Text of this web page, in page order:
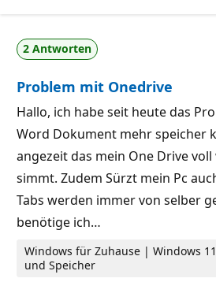
g
k
e
t
p
u
n
t
l
ä
s
i
g
k
e
i
s
u
k
t
e
2 Antworten
Problem mit Onedrive
Hallo, ich habe seit heute das
Word Dokument mehr speicher
angezeit das mein One Drive
simmt. Zudem Sürzt mein Pc
Tabs werden immer von selber
benötige ich…
Windows für Zuhause | Windows
und Speicher